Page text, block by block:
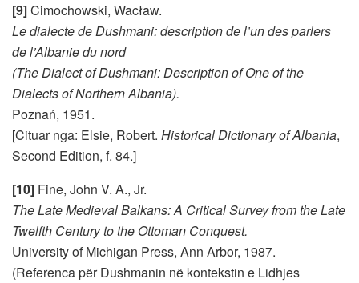
[9]Cimochowski, Wacław.
Le dialecte de Dushmani: description de l’un des parlers
de l’Albanie du nord
(The Dialect of Dushmani: Description of One of the
Dialects of Northern Albania).
Poznań, 1951.
[Cituar nga: Elsie, Robert. Historical Dictionary of Albania,
Second Edition, f. 84.]
[10] Fine, John V. A., Jr.
The Late Medieval Balkans: A Critical Survey from the Late
Twelfth Century to the Ottoman Conquest.
University of Michigan Press, Ann Arbor, 1987.
(Referenca për Dushmanin në kontekstin e Lidhjes